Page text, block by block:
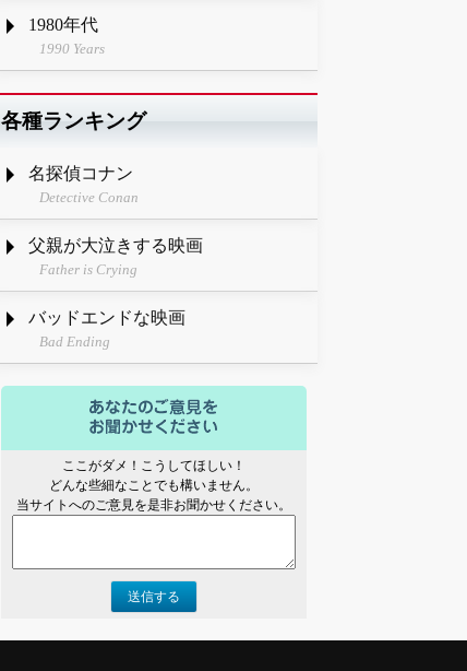
1980年代
1990 Years
各種ランキング
名探偵コナン
Detective Conan
父親が大泣きする映画
Father is Crying
バッドエンドな映画
Bad Ending
ここがダメ！こうしてほしい！
どんな些細なことでも構いません。
当サイトへのご意見を是非お聞かせください。
送信する